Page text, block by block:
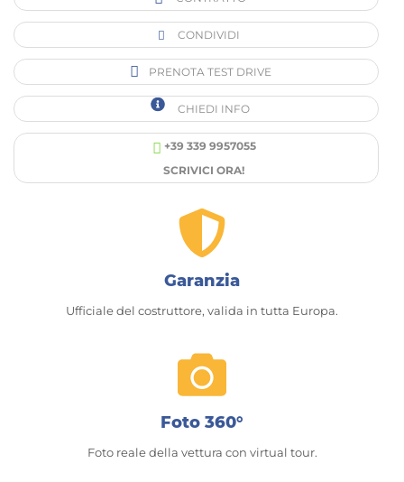
CONDIVIDI
PRENOTA TEST DRIVE
CHIEDI INFO
+39 339 9957055
SCRIVICI ORA!
Garanzia
Ufficiale del costruttore, valida in tutta Europa.
Foto 360°
Foto reale della vettura con virtual tour.